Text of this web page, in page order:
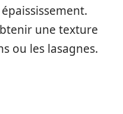
une texture
ou les lasagnes.